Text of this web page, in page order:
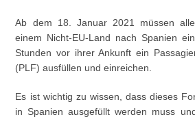
Ab dem 18. Januar 2021 müssen
einem Nicht-EU-Land nach Spanien
Stunden vor ihrer Ankunft ein
(PLF) ausfüllen und einreichen.
Es ist wichtig zu wissen, dass dieses
in Spanien ausgefüllt werden muss